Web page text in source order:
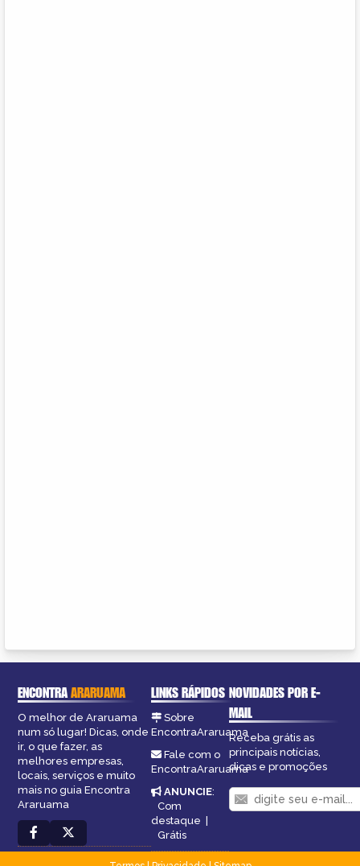
ENCONTRAARARUAMA
O melhor de Araruama
num só lugar! Dicas, onde
ir, o que fazer, as
melhores empresas,
locais, serviços e muito
mais no guia Encontra
Araruama
LINKS RÁPIDOS
Sobre
EncontraAraruama
Fale com o
EncontraAraruama
ANUNCIE:
Com
destaque |
Grátis
NOVIDADES POR E-
MAIL
Receba grátis as
principais notícias,
dicas e promoções